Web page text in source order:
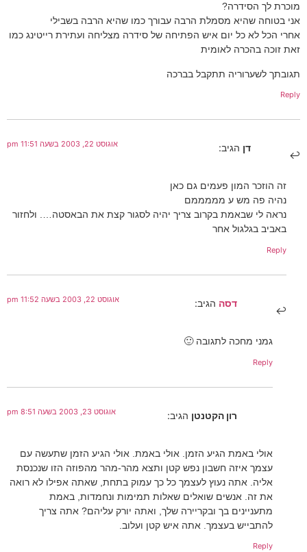
מוכרת לך הסידרה?
אני בטוחה שהיא מסמלת הרבה עבורך כמו שהיא הרבה בשבילי
אחרי הכל לא כל יום איש הפתיחה של סידרה מצליחה ועתירת רייטינג כמו
זאת זוכה בהכרה לאומית
תגובתך לשערוריה תתקבל בברכה
Reply
דן הגיב: אוגוסט 22, 2003 בשעה 11:51 pm
זה הוזכר המון פעמים גם כאן
נהיה פה מש ע מממממם
נראה לי שבאמת בקרוב צריך יהיה לסגור קצת את הבאסטה…. ולחזור
באביב בגלגול אחר
Reply
דסה הגיב: אוגוסט 22, 2003 בשעה 11:52 pm
גמני מחכה לתגובה 🙂
Reply
רון הקטנטן הגיב: אוגוסט 23, 2003 בשעה 8:51 pm
אולי באמת הגיע הזמן. אולי באמת. אולי הגיע הזמן שתעשה עם
עצמך איזה חשבון נפש קטן ותצא מהר-מהר מהפוזה הזו שנכנסת
אליה. אתה נעוץ לעצמך כל כך עמוק בתחת, שאתה אפילו לא רואה
את זה. אנשים שואלים שאלות תמימות ונחמדות, באמת
מתעניינים בך ובקריירה שלך, ואתה יורק עליהם? אתה צריך
להתבייש בעצמך. אתה איש קטן ועלוב.
Reply